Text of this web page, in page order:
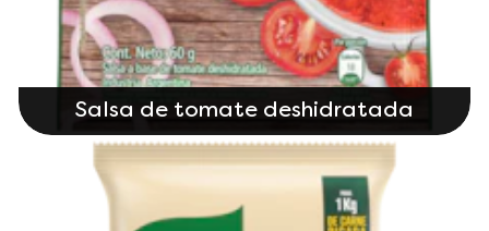
Salsa de tomate deshidratada